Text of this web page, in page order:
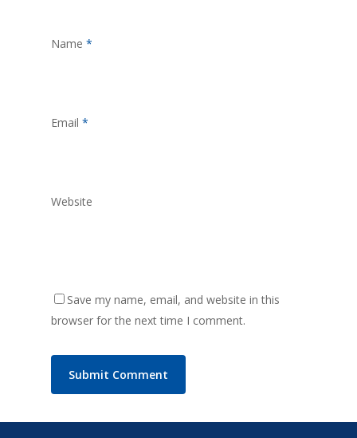
Name *
Email *
Website
Save my name, email, and website in this
browser for the next time I comment.